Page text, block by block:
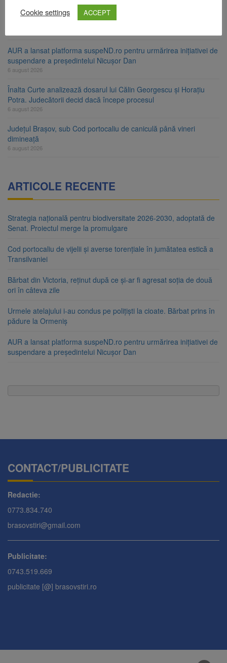
Urmele atelajului i-au condus pe polițiști la cioate. Bărbat prins în
AUR a lansat platforma suspeND.ro pentru urmărirea inițiativei de
suspendare a președintelui Nicușor Dan
6 august 2026
Înalta Curte analizează dosarul lui Călin Georgescu și Horațiu
Potra. Judecătorii decid dacă începe procesul
6 august 2026
Județul Brașov, sub Cod portocaliu de caniculă până vineri
dimineață
6 august 2026
ARTICOLE RECENTE
Strategia națională pentru biodiversitate 2026-2030, adoptată de
Senat. Proiectul merge la promulgare
Cod portocaliu de vijelii și averse torențiale în jumătatea estică a
Transilvaniei
Bărbat din Victoria, reținut după ce și-ar fi agresat soția de două
ori în câteva zile
Urmele atelajului i-au condus pe polițiști la cioate. Bărbat prins în
pădure la Ormeniș
AUR a lansat platforma suspeND.ro pentru urmărirea inițiativei de
suspendare a președintelui Nicușor Dan
CONTACT/PUBLICITATE
Redactie:
0773.834.740
brasovstiri@gmail.com
Publicitate:
0743.519.669
publicitate [@] brasovstiri.ro
Cookie settings
ACCEPT